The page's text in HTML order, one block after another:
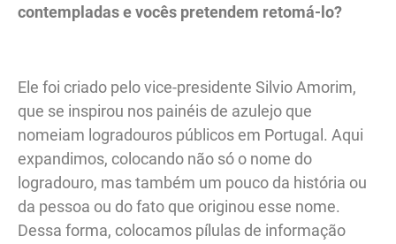
contempladas e vocês pretendem retomá-lo?
Ele foi criado pelo vice-presidente Silvio Amorim,
que se inspirou nos painéis de azulejo que
nomeiam logradouros públicos em Portugal. Aqui
expandimos, colocando não só o nome do
logradouro, mas também um pouco da história ou
da pessoa ou do fato que originou esse nome.
Dessa forma, colocamos pílulas de informação